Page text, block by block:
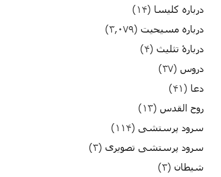
درباره کلیسا (۱۴)
درباره مسیحیت (۳,۰۷۹)
دربارۀ تثلیث (۴)
دروس (۳۷)
دعا (۴۱)
روح القدس (۱۳)
سرود پرستشی (۱۱۴)
سرود پرستشی تصویری (۳)
شیطان (۳)